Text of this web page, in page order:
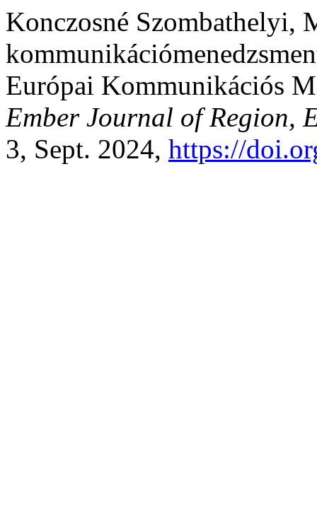
Konczosné Szombathelyi,
Európai Kommunikációs
Ember Journal of Region,
3, Sept. 2024, https://